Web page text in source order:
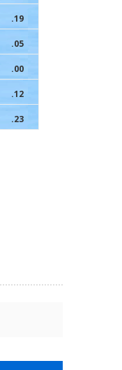
.19
.05
.00
.12
.23